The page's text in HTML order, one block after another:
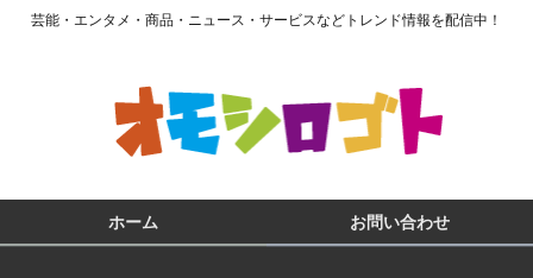
芸能・エンタメ・商品・ニュース・サービスなどトレンド情報を配信中！
ホーム お問い合わせ